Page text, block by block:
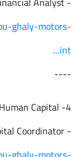
ghaly-motors-
int…
----
4- Human Capital
- Human Capital Coordinator